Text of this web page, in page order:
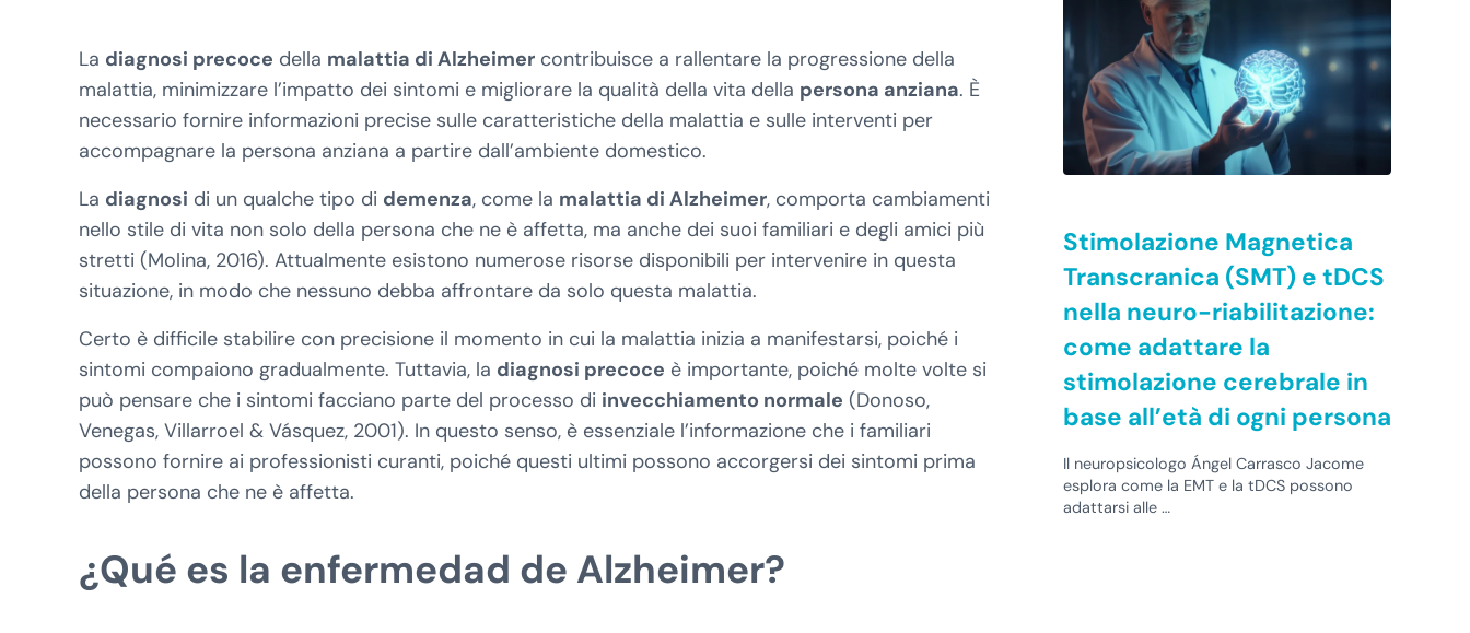
La diagnosi precoce della malattia di Alzheimer contribuisce a rallentare la progressione della
malattia, minimizzare l’impatto dei sintomi e migliorare la qualità della vita della persona anziana. È
necessario fornire informazioni precise sulle caratteristiche della malattia e sulle interventi per
accompagnare la persona anziana a partire dall’ambiente domestico.
La diagnosi di un qualche tipo di demenza, come la malattia di Alzheimer, comporta cambiamenti
nello stile di vita non solo della persona che ne è affetta, ma anche dei suoi familiari e degli amici più
stretti (Molina, 2016). Attualmente esistono numerose risorse disponibili per intervenire in questa
situazione, in modo che nessuno debba affrontare da solo questa malattia.
Certo è difficile stabilire con precisione il momento in cui la malattia inizia a manifestarsi, poiché i
sintomi compaiono gradualmente. Tuttavia, la diagnosi precoce è importante, poiché molte volte si
può pensare che i sintomi facciano parte del processo di invecchiamento normale (Donoso,
Venegas, Villarroel & Vásquez, 2001). In questo senso, è essenziale l’informazione che i familiari
possono fornire ai professionisti curanti, poiché questi ultimi possono accorgersi dei sintomi prima
della persona che ne è affetta.
¿Qué es la enfermedad de Alzheimer?
Stimolazione Magnetica
Transcranica (SMT) e tDCS
nella neuro-riabilitazione:
come adattare la
stimolazione cerebrale in
base all’età di ogni persona
Il neuropsicologo Ángel Carrasco Jacome
esplora come la EMT e la tDCS possono
adattarsi alle …